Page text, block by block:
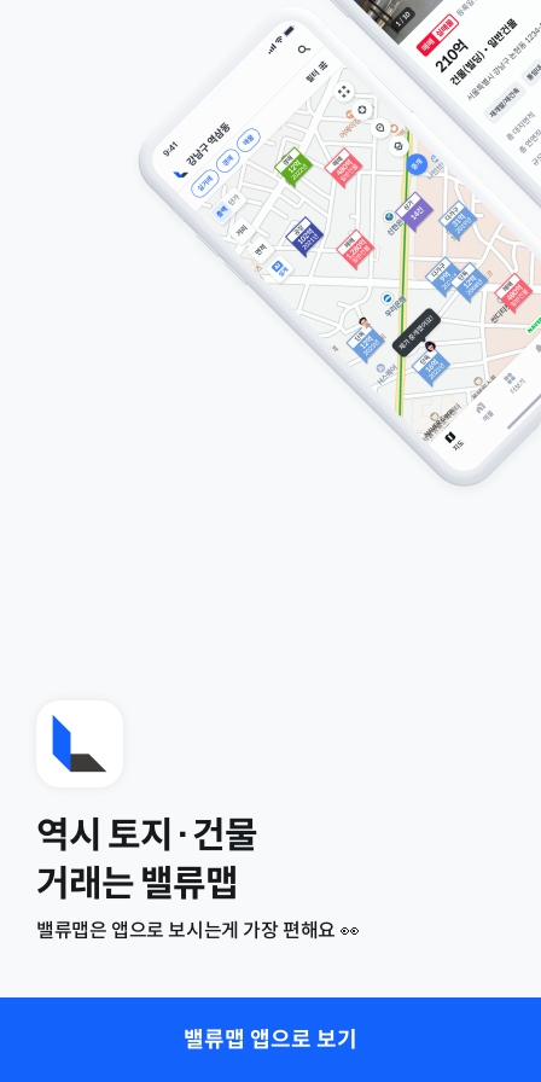
역시 토지·건물
거래는 밸류맵
밸류맵은 앱으로 보시는게 가장 편해요 👀
밸류맵 앱으로 보기